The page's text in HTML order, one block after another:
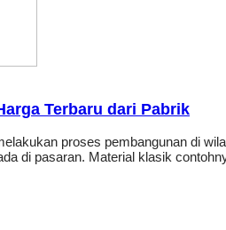
Terbaru dari Pabrik
proses pembangunan di
di pasaran. Material klasik